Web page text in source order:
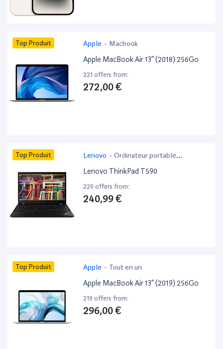
Top Produit Apple - Macbook
Apple MacBook Air 13” (2018) 256Go
221 offers from:
272,00 €
Top Produit Lenovo - Ordinateur portable
bureautique
Lenovo ThinkPad T590
220 offers from:
240,99 €
Top Produit Apple - Tout en un
Apple MacBook Air 13” (2019) 256Go
219 offers from:
296,00 €